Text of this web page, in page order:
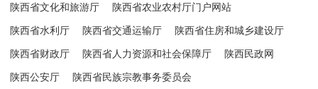
陕西省文化和旅游厅 陕西省农业农村厅门户网站
陕西省水利厅 陕西省交通运输厅 陕西省住房和城乡建设厅
陕西省财政厅 陕西省人力资源和社会保障厅 陕西民政网
陕西公安厅 陕西省民族宗教事务委员会